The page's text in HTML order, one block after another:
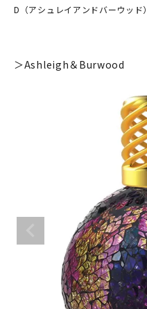
D（アシュレイアンドバーウッド）
＞Ashleigh＆Burwood